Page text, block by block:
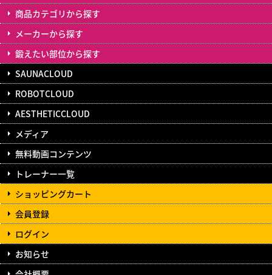
商品カテゴリから探す
メーカーから探す
鍛えたい部位から探す
SAUNACLOUD
ROBOTCLOUD
AESTHETICCLOUD
メディア
無料動画コンテンツ
トレーナー一覧
ショッピングカート
会員登録
ログイン
お知らせ